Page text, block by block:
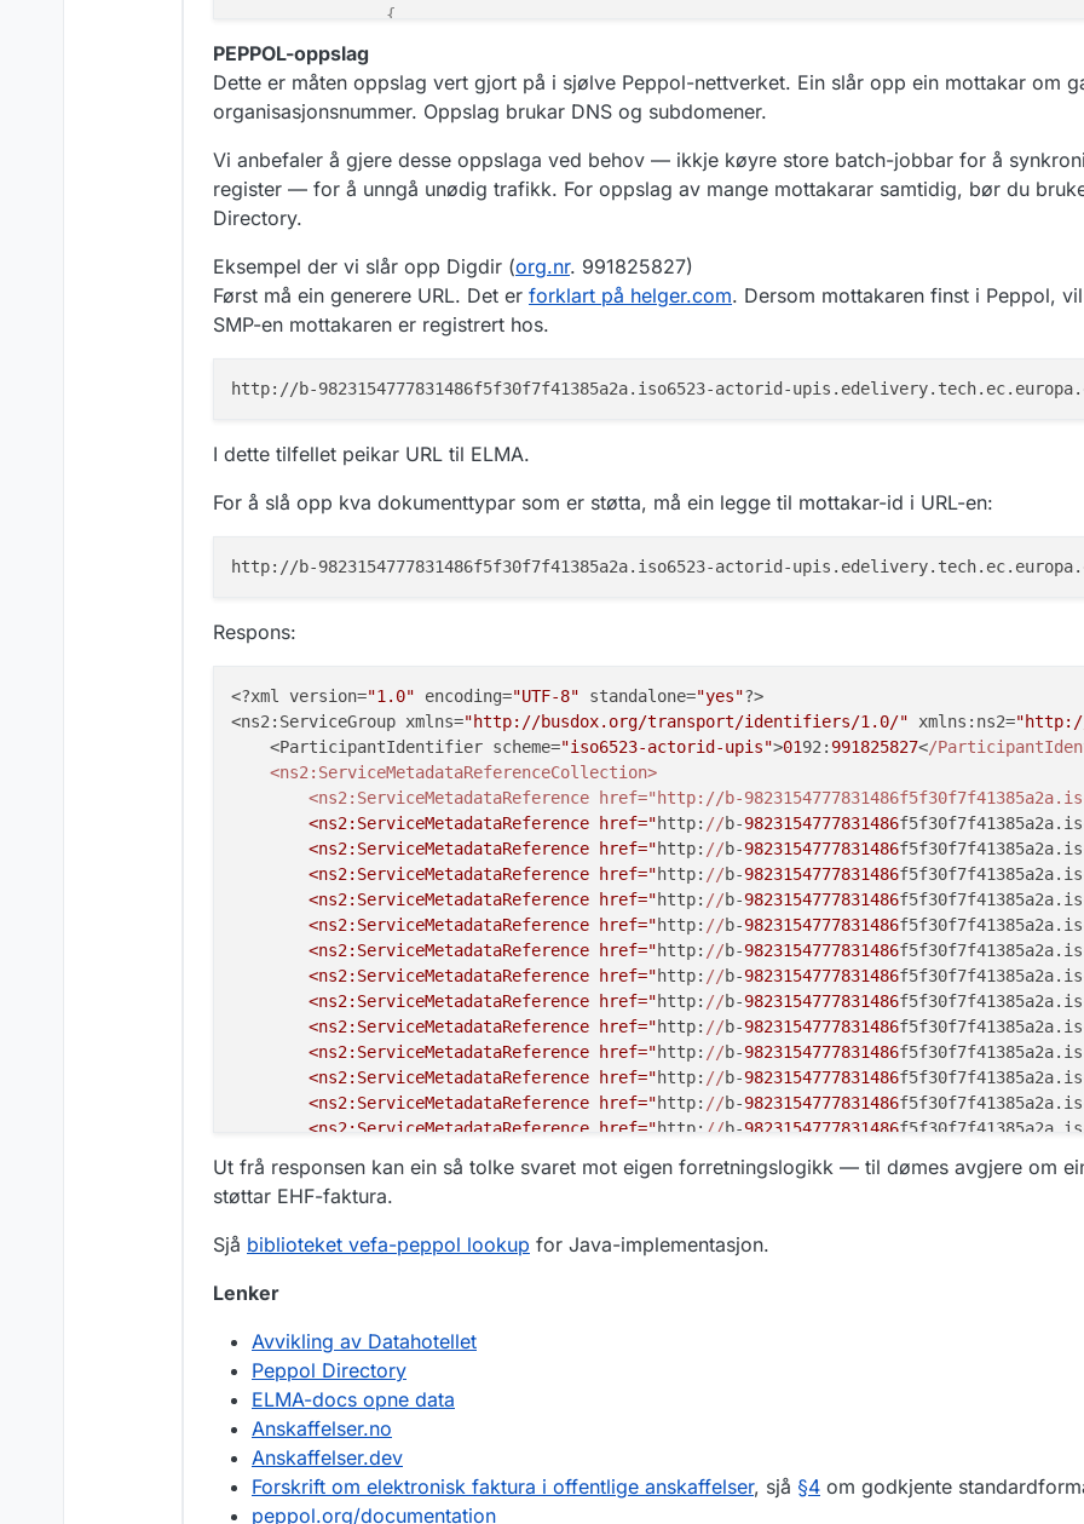
{
},
{
"value":
},
"value":
},
{
} ,
"scheme" :
},
"value":
} ,
{
"scheme": "busdox-docid-qns",
"value": "urn:no:difi:eformidling:xsd::status"
},
{
"scheme": "busdox-docid-qns",
"value":
},
{
"scheme": "busdox-docid-qns",
"value": "urn:no:difi:einnsyn:xsd::innsynskrav"
},
{
"scheme": "busdox-docid-qns",
"value":
},
{
"scheme"
"busdox-docid-qns"
"urn:no:difi:einnsyn:xsd::publisering"
}
"scheme": "busdox-docid-qns"
{
},
{
"value": "urn:oasis:names:specification:ubl:schema:xsd:CreditNote-
},
PEPPOL-oppslag
Dette er måten oppslag vert gjort på i sjølve Peppol-nettverket. Ein slår opp ein mottakar om
organisasjonsnummer. Oppslag brukar DNS og subdomener.
Vi anbefaler å gjere desse oppslaga ved behov — ikkje køyre store batch-jobbar for å
register — for å unngå unødig trafikk. For oppslag av mange mottakarar samtidig, bør du
Directory.
Eksempel der vi slår opp Digdir (org.nr. 991825827)
Først må ein generere URL. Det er forklart på helger.com. Dersom mottakaren finst i Peppol,
SMP-en mottakaren er registrert hos.
I dette tilfellet peikar URL til ELMA.
For å slå opp kva dokumenttypar som er støtta, må ein legge til mottakar-id i URL-en:
Respons:
<?xml version="1.0" encoding="UTF-8" standalone="yes"?>
<ns2:ServiceGroup xmlns="http://busdox.org/transport/identifiers/1.0/" xmlns:ns2=
    <ParticipantIdentifier scheme=
"iso6523-actorid-upis">0192: 991825827</
    <ns2:ServiceMetadataReferenceCollection>
        <ns2:ServiceMetadataReference href="http:/
/b-
        <ns2:ServiceMetadataReference href="
http: //b-9823154777831486
        <ns2:ServiceMetadataReference href="
http: //b-9823154777831486
        <ns2:ServiceMetadataReference href="
http: //b-9823154777831486
        <ns2:ServiceMetadataReference href="
http: //b-9823154777831486
        <ns2:ServiceMetadataReference href="
http: //b-9823154777831486
        <ns2:ServiceMetadataReference href="
http: //b-9823154777831486
        <ns2:ServiceMetadataReference href="
http: //b-9823154777831486
        <ns2:ServiceMetadataReference href="
http: //b-9823154777831486
        <ns2:ServiceMetadataReference href="
http: //b-9823154777831486
        <ns2:ServiceMetadataReference href="
http: //b-9823154777831486
        <ns2:ServiceMetadataReference href="
http: //b-9823154777831486
        <ns2:ServiceMetadataReference href="
http: //b-9823154777831486
        <ns2:ServiceMetadataReference href="
http: //b-9823154777831486
        <ns2:ServiceMetadataReference href="
        <ns2:ServiceMetadataReference href="
http: //b-9823154777831486
        <ns2:ServiceMetadataReference href="
    </ns2:ServiceMetadataReferenceCollection>
Ut frå responsen kan ein så tolke svaret mot eigen forretningslogikk — til dømes avgjere om
støttar EHF-faktura.
Sjå biblioteket vefa-peppol lookup for Java-implementasjon.
Lenker
Avvikling av Datahotellet
Peppol Directory
ELMA-docs opne data
Anskaffelser.no
Anskaffelser.dev
Forskrift om elektronisk faktura i offentlige anskaffelser, sjå §4 om godkjente
peppol.org/documentation